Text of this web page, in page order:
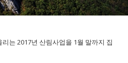
는 2017년 산림사업을 1월 말까지 집